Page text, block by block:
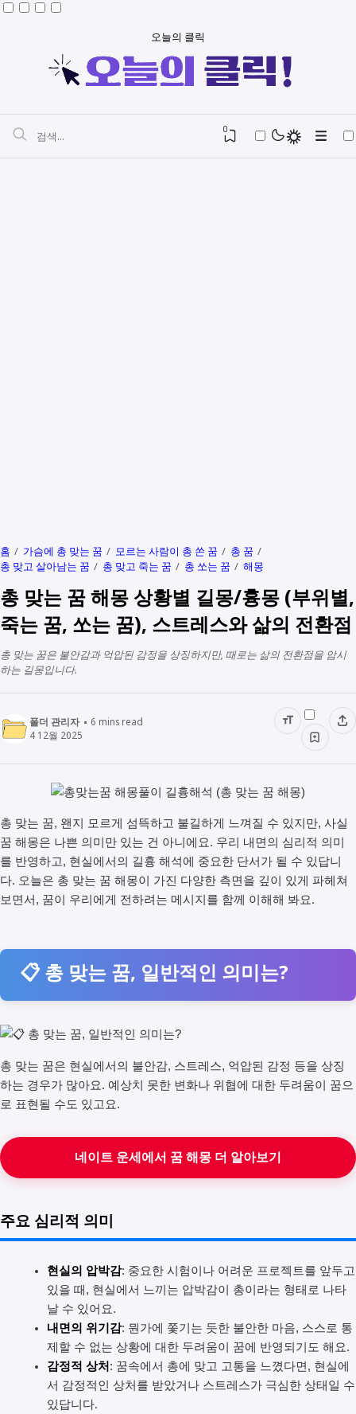
오늘의 클릭
0
홈 가슴에 총 맞는 꿈 모르는 사람이 총 쏜 꿈
총 꿈
총 맞고 살아남는 꿈
총 맞고 죽는 꿈 총 쏘는 꿈 해몽
총 맞는 꿈 해몽 상황별 길몽/흉몽 (부위별,
죽는 꿈, 쏘는 꿈), 스트레스와 삶의 전환점
총 맞는 꿈은 불안감과 억압된 감정을 상징하지만, 때로는 삶의 전환점을 암시
하는 길몽입니다.
폴더 관리자 6 mins read
4 12월 2025
총 맞는 꿈, 왠지 모르게 섬뜩하고 불길하게 느껴질 수 있지만, 사실
꿈 해몽은 나쁜 의미만 있는 건 아니에요. 우리 내면의 심리적 의미
를 반영하고, 현실에서의 길흉 해석에 중요한 단서가 될 수 있답니
다. 오늘은 총 맞는 꿈 해몽이 가진 다양한 측면을 깊이 있게 파헤쳐
보면서, 꿈이 우리에게 전하려는 메시지를 함께 이해해 봐요.
📋 총 맞는 꿈, 일반적인 의미는?
총 맞는 꿈은 현실에서의 불안감, 스트레스, 억압된 감정 등을 상징
하는 경우가 많아요. 예상치 못한 변화나 위협에 대한 두려움이 꿈으
로 표현될 수도 있고요.
네이트 운세에서 꿈 해몽 더 알아보기
주요 심리적 의미
현실의 압박감: 중요한 시험이나 어려운 프로젝트를 앞두고
있을 때, 현실에서 느끼는 압박감이 총이라는 형태로 나타
날 수 있어요.
내면의 위기감: 뭔가에 쫓기는 듯한 불안한 마음, 스스로 통
제할 수 없는 상황에 대한 두려움이 꿈에 반영되기도 해요.
감정적 상처: 꿈속에서 총에 맞고 고통을 느꼈다면, 현실에
서 감정적인 상처를 받았거나 스트레스가 극심한 상태일 수
있답니다.